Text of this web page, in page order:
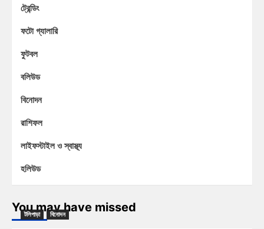
ট্রেন্ডিং
ফটো গ্যালারি
ফুটবল
বলিউড
বিনোদন
রাশিফল
লাইফস্টাইল ও স্বাস্থ্য
হলিউড
You may have missed
টলিপাড়া বিনোদন